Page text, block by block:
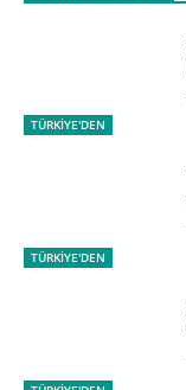
TÜRKİYE'DEN
TÜRKİYE'DEN